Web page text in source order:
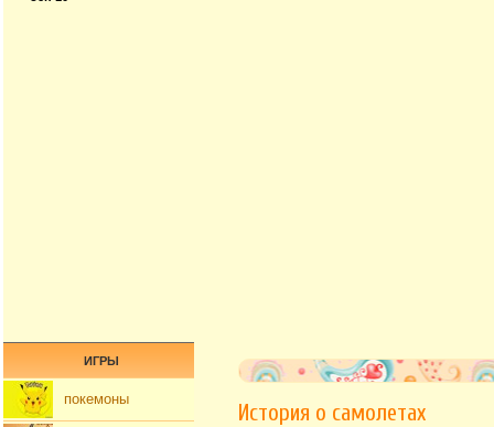
История о самолетах
ИГРЫ
покемоны